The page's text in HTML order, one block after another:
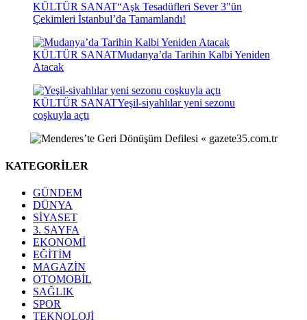
KÜLTÜR SANAT“Aşk Tesadüfleri Sever 3″ün
Çekimleri İstanbul’da Tamamlandı!
KÜLTÜR SANATMudanya’da Tarihin Kalbi Yeniden
Atacak
KÜLTÜR SANATYeşil-siyahlılar yeni sezonu
coşkuyla açtı
KATEGORİLER
GÜNDEM
DÜNYA
SİYASET
3. SAYFA
EKONOMİ
EĞİTİM
MAGAZİN
OTOMOBİL
SAĞLIK
SPOR
TEKNOLOJİ